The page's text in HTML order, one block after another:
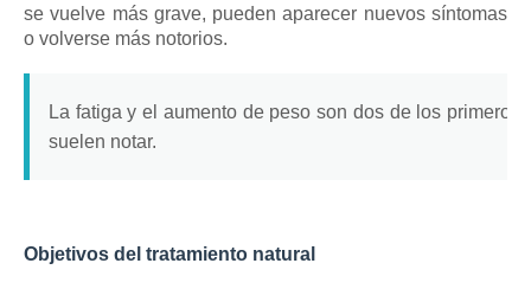
se vuelve más grave, pueden aparecer nuevos síntomas
o volverse más notorios.
La fatiga y el aumento de peso son dos de los primeros
suelen notar.
Objetivos del tratamiento natural